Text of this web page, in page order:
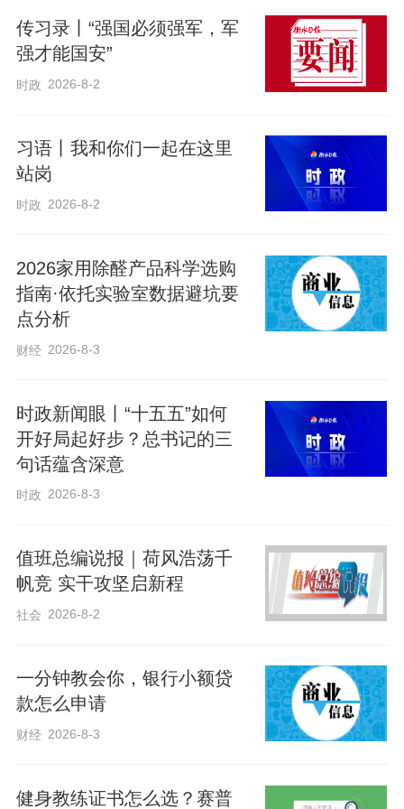
行好人民代表大会制度的动员令。
重要时点召开的重要会议
“实现了中国政治制度的伟大变革”“是人类
政治制度史上的伟大创造”“深深融入中国特
色社会主义伟大实践”……在这次大会上，
度建立发展完善的过程，用了三个“伟大”予
以总结评价。
在党的十九届四中全会上，习近平总书记
制度竞争是国家间最根本的竞争”；在2021
年召开的中央人大工作会议上，强调“制度
竞争是综合国力竞争的重要方面，制度优
势是一个国家赢得战略主动的重要优势”。
人民代表大会制度是我国根本政治制度，
是抓总的、管全局的制度，其重要性不言
而喻。
在讲话中，习近平总书记系统总结新时代
人民代表大会制度实践取得的重大成果，
发展全过程人民民主，积极推进国家治理
传习录丨“强国必须强军，军
强才能国安”
时政 2026-8-2
习语丨我和你们一起在这里
站岗
时政 2026-8-2
2026家用除醛产品科学选购
指南·依托实验室数据避坑要
点分析
财经 2026-8-3
时政新闻眼丨“十五五”如何
开好局起好步？总书记的三
句话蕴含深意
时政 2026-8-3
值班总编说报｜荷风浩荡千
帆竞 实干攻坚启新程
社会 2026-8-2
一分钟教会你，银行小额贷
款怎么申请
财经 2026-8-3
健身教练证书怎么选？赛普